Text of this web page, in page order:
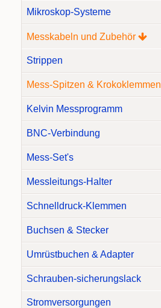
Mikroskop-Systeme
Messkabeln und Zubehör
Strippen
Mess-Spitzen & Krokoklemmen
Kelvin Messprogramm
BNC-Verbindung
Mess-Set's
Messleitungs-Halter
Schnelldruck-Klemmen
Buchsen & Stecker
Umrüstbuchen & Adapter
Schrauben-sicherungslack
Stromversorgungen